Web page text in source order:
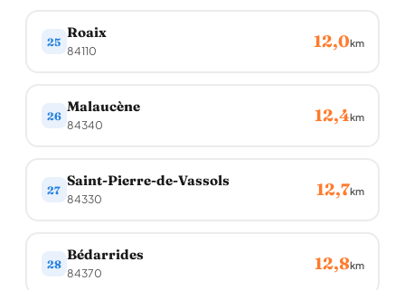
25
Roaix
84110 12,0km
26
Malaucène
84340 12,4km
27
Saint-Pierre-de-Vassols
84330 12,7km
28
Bédarrides
84370 12,8km